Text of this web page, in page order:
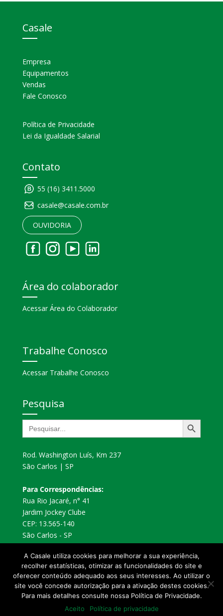
Casale
Empresa
Equipamentos
Vendas
Fale Conosco
Política de Privacidade
Lei da Igualdade Salarial
Contato
55 (16) 3411.5000
casale@casale.com.br
OUVIDORIA
Área do colaborador
Acessar Área do Colaborador
Trabalhe Conosco
Acessar Trabalhe Conosco
Pesquisa
Search
for:
Search Button
Rod. Washington Luís, Km 237
São Carlos | SP
Para Correspondências:
Rua Rio Jacaré, n° 41
Jardim Jockey Clube
CEP: 13.565-140
São Carlos - SP
© 2024 CASALE ® desde 1964 - Todos os direitos
reservados.
A Casale utiliza cookies para melhorar a sua experiência,
recolher estatísticas, otimizar as funcionalidades do site e
oferecer conteúdo adequado aos seus interesses. Ao utilizar o
site você concede autorização para a ativação destes cookies.
Para mais detalhes consulte nossa Política de Privacidade.
Aceito
Política de privacidade